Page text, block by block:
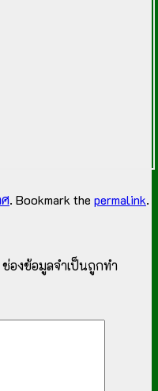
. Bookmark the permalink.
ช่องข้อมูลจำเป็นถูกทำ